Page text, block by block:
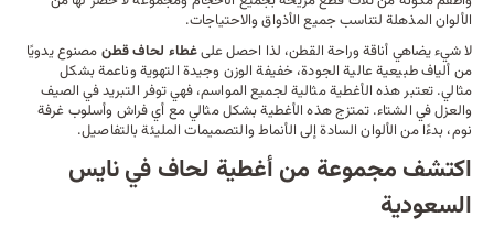
الألوان المذهلة لتناسب جميع الأذواق والاحتياجات.
لا شيء يضاهي أناقة وراحة القطن، لذا احصل علىغطاء لحاف قطنمصنوع يدويًا
من ألياف طبيعية عالية الجودة، خفيفة الوزن وجيدة التهوية وناعمة بشكل
مثالي. تعتبر هذه الأغطية مثالية لجميع المواسم، فهي توفر التبريد في الصيف
والعزل في الشتاء. تمتزج هذه الأغطية بشكل مثالي مع أيفراشوأسلوب غرفة
نوم، بدءًا من الألوان السادة إلى الأنماط والتصميمات المليئة بالتفاصيل.
اكتشف مجموعة من أغطية لحاف في نايس
السعودية